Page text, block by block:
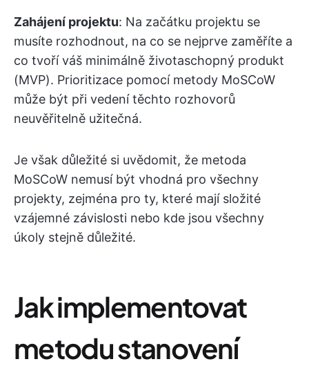
Zahájení projektu: Na začátku projektu se
musíte rozhodnout, na co se nejprve zaměříte a
co tvoří váš minimálně životaschopný produkt
(MVP). Prioritizace pomocí metody MoSCoW
může být při vedení těchto rozhovorů
neuvěřitelně užitečná.
Je však důležité si uvědomit, že metoda
MoSCoW nemusí být vhodná pro všechny
projekty, zejména pro ty, které mají složité
vzájemné závislosti nebo kde jsou všechny
úkoly stejně důležité.
Jak implementovat
metodu stanovení